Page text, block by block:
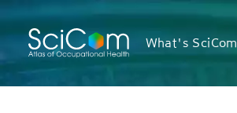
What's SciCom